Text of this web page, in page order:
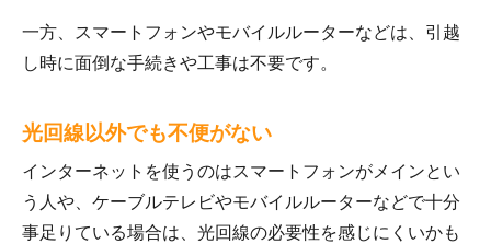
一方、スマートフォンやモバイルルーターなどは、引越
し時に面倒な手続きや工事は不要です。
光回線以外でも不便がない
インターネットを使うのはスマートフォンがメインとい
う人や、ケーブルテレビやモバイルルーターなどで十分
事足りている場合は、光回線の必要性を感じにくいかも